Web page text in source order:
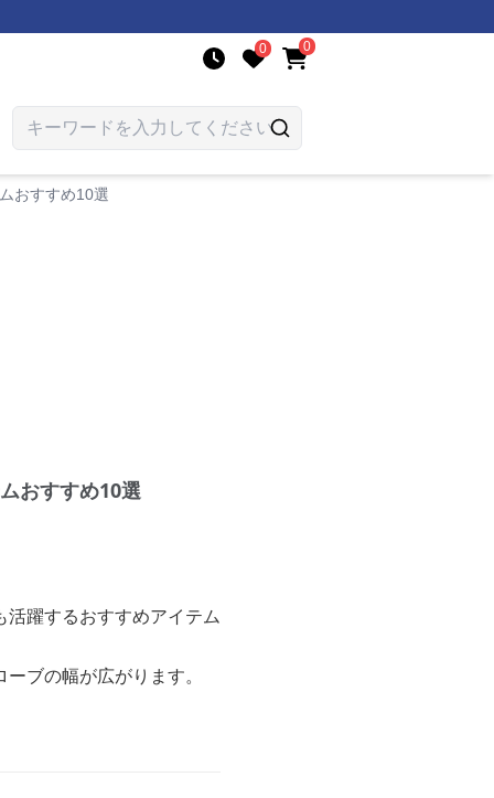
0 0
おすすめ10選
おすすめ10選
躍するおすすめアイテム
ブの幅が広がります。